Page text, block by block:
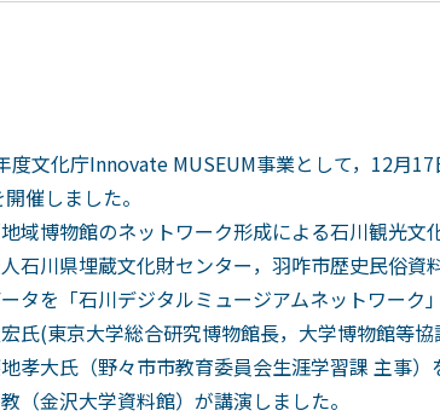
文化庁Innovate MUSEUM事業として，12月
催しました。
域博物館のネットワーク形成による石川観光
石川県埋蔵文化財センター，羽咋市歴史民俗
タを「石川デジタルミュージアムネットワーク
氏(東京大学総合研究博物館長，大学博物館等
孝大氏（野々市市教育委員会生涯学習課 主事
（金沢大学資料館）が講演しました。